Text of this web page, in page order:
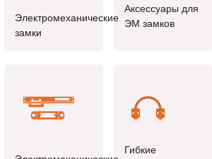
Электромеханические
замки
Аксессуары для
ЭМ замков
Гибкие